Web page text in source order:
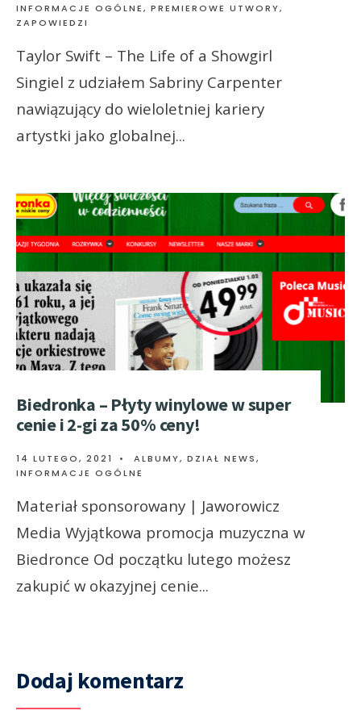
INFORMACJE OGÓLNE, PREMIEROWE UTWORY,
ZAPOWIEDZI
Taylor Swift – The Life of a Showgirl
Singiel z udziałem Sabriny Carpenter
nawiązujący do wieloletniej kariery
artystki jako globalnej...
Biedronka – Płyty winylowe w super
cenie i 2-gi za 50% ceny!
14 LUTEGO, 2021 • ALBUMY, DZIAŁ NEWS,
INFORMACJE OGÓLNE
Materiał sponsorowany | Jaworowicz
Media Wyjątkowa promocja muzyczna w
Biedronce Od początku lutego możesz
zakupić w okazyjnej cenie...
Dodaj komentarz